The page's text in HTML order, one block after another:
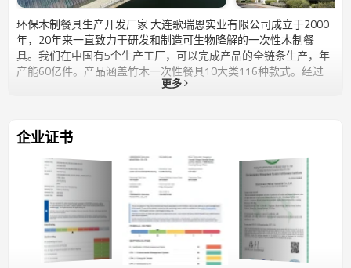
环保木制餐具生产开发厂家 大连歌瑞恩实业有限公司成立于2000
年，20年来一直致力于研发和制造可生物降解的一次性木制餐
具。我们在中国有5个生产工厂，可以完成产品的全链条生产，年
产能60亿件。产品涵盖竹木一次性餐具10大类116种款式。经过
20年的生产经验积累，Greenwood在木餐具加工领域拥有成熟的
装材料的材质和质量也能得到有效控制。Greenwood多年来花费
数百万美元建立先进的质量管理体系，更新检测设备，严格控制产
品质量。Greenwood的生产基地建立了完善的追溯体系，对产品
的生产、包装、储存等环节进行严格把控，一旦发现问题，将整批
向上追溯，从根源上把控产品质量，坚决不让有缺陷的产品出厂。
大连歌瑞恩实业有限公司作为全球领先的可降解木质餐具解决方
案提供商，致力于为客户提供高品质、环保化、定制化的一站式服
务。我们的核心服务涵盖以下领域： 1. 全链条生产与高效交付 依
托5座现代化工厂及全流程生产体系，我们实现从原料处理、产品
更多
企业证书